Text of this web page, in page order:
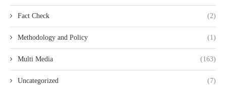
Fact Check (2)
Methodology and Policy (1)
Multi Media (163)
Uncategorized (7)